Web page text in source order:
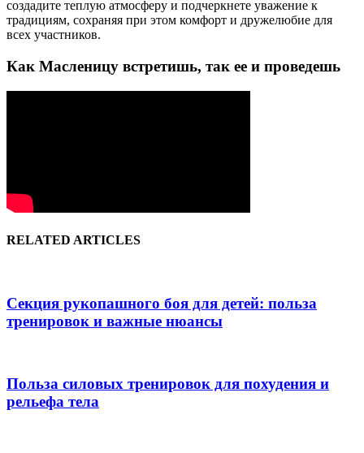
создадите теплую атмосферу и подчеркнете уважение к
традициям, сохраняя при этом комфорт и дружелюбие для
всех участников.
Как Масленицу встретишь, так ее и проведешь
RELATED ARTICLES
Секция рукопашного боя для детей: польза
тренировок и важные нюансы
Польза силовых тренировок для похудения и
рельефа тела